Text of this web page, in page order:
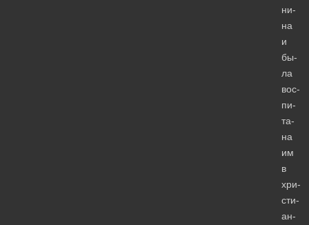
ни­
на
и
бы­
ла
вос­
пи­
та­
на
им
в
хри­
сти­
ан­